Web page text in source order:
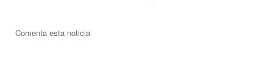
Comenta esta noticia